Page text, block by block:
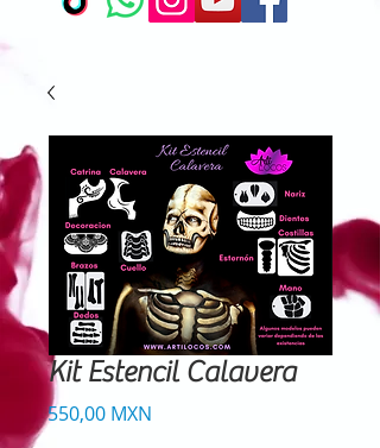
Kit Estencil Calavera
550,00 MXN